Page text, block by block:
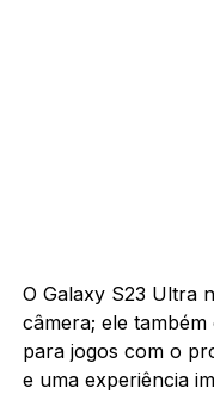
O Galaxy S23 Ultra
câmera; ele
para jogos com o
e uma experiência